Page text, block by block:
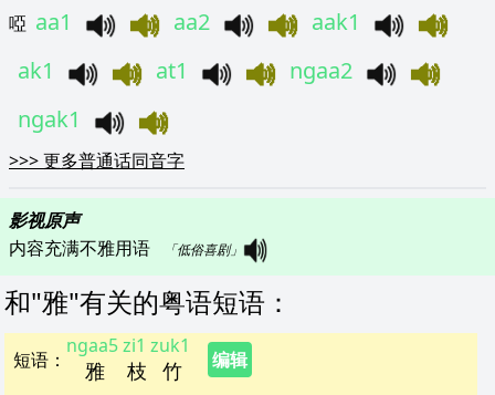
啞 aa1 aa2
aak1
ak1
at1
ngaa2
ngak1
>>>更多普通话同音字
影视原声
内容充满不雅用语
「低俗喜剧」
和"雅"有关的粤语短语 ：
短语 ： 雅
ngaa5
枝
zi1
竹
zuk1
编辑